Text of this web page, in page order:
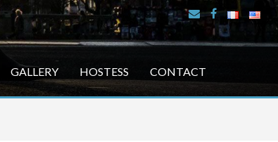
GALLERY HOSTESS CONTACT